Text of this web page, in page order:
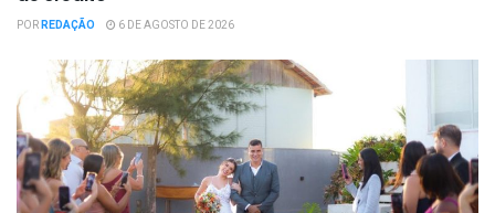
PORREDAÇÃO 6 DE AGOSTO DE 2026